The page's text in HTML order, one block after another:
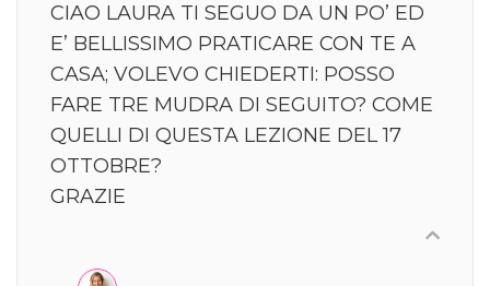
CIAO LAURA TI SEGUO DA UN PO’ ED
E’ BELLISSIMO PRATICARE CON TE A
CASA; VOLEVO CHIEDERTI: POSSO
FARE TRE MUDRA DI SEGUITO? COME
QUELLI DI QUESTA LEZIONE DEL 17
OTTOBRE?
GRAZIE